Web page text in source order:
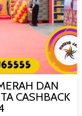
DAN
CASHBACK